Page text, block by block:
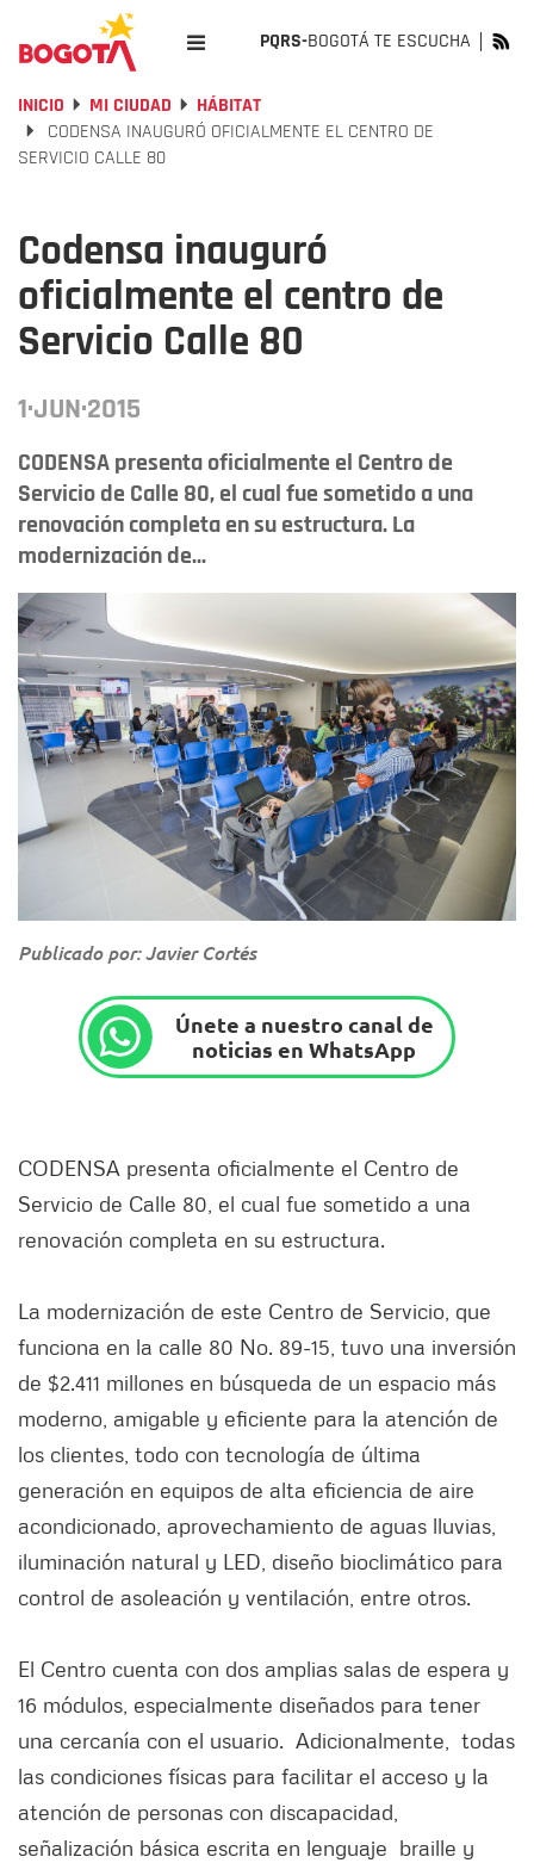
PQRS-BOGOTÁ TE ESCUCHA
INICIO MI CIUDAD
HÁBITAT
CODENSA INAUGURÓ OFICIALMENTE EL CENTRO DE
SERVICIO CALLE 80
Codensa inauguró
oficialmente el centro de
Servicio Calle 80
1·JUN·2015
CODENSA presenta oficialmente el Centro de
Servicio de Calle 80, el cual fue sometido a una
renovación completa en su estructura. La
modernización de...
Publicado por: Javier Cortés
Únete a nuestro canal de
noticias en WhatsApp
CODENSA presenta oficialmente el Centro de
Servicio de Calle 80, el cual fue sometido a una
renovación completa en su estructura.
La modernización de este Centro de Servicio, que
funciona en la calle 80 No. 89-15, tuvo una inversión
de $2.411 millones en búsqueda de un espacio más
moderno, amigable y eficiente para la atención de
los clientes, todo con tecnología de última
generación en equipos de alta eficiencia de aire
acondicionado, aprovechamiento de aguas lluvias,
iluminación natural y LED, diseño bioclimático para
control de asoleación y ventilación, entre otros.
El Centro cuenta con dos amplias salas de espera y
16 módulos, especialmente diseñados para tener
una cercanía con el usuario. Adicionalmente, todas
las condiciones físicas para facilitar el acceso y la
atención de personas con discapacidad,
señalización básica escrita en lenguaje braille y